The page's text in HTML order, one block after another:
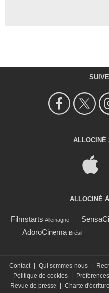
ALLOCINÉ
ALLOCINÉ
Filmstarts Allemagne
AdoroCinema Brésil
Contact Qui sommes-nous
Politique de cookies
Revue de presse
Charte d'écriture